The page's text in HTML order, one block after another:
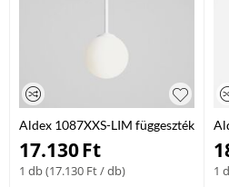
Aldex 1087XXS-LIM függeszték
fém / üveg 1 x 40W E14
17.130Ft
1 db (17.130 Ft/ db)
1